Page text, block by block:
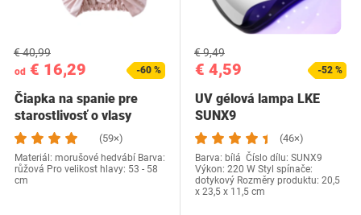
od € 16,29
€ 40,99
-60 %
Čiapka na spanie pre
starostlivosť o vlasy
Zimasilk
(59×)
Materiál: morušové hedvábí Barva:
růžová Pro velikost hlavy: 53 - 58
cm
€ 4,59
€ 9,49
-52 %
UV gélová lampa LKE
SUNX9
(46×)
Barva: bílá Číslo dílu‎: SUNX9
Výkon: 220 W Styl spínače:
dotykový Rozměry produktu: 20,5
x 23,5 x 11,5 cm